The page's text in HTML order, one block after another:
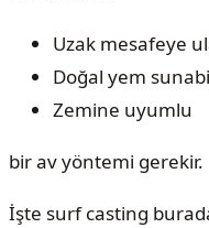
Uzak mesafeye
Doğal yem
Zemine uyumlu
bir av yöntemi gerekir.
İşte surf casting